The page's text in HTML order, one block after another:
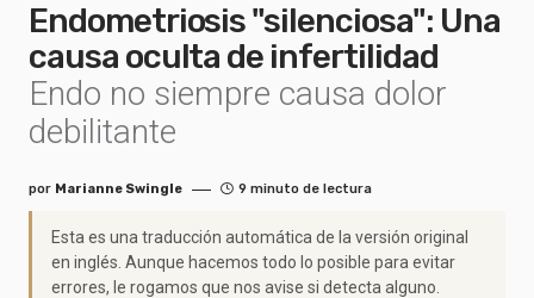
Endometriosis "silenciosa": Una
causa oculta de infertilidad
Endo no siempre causa dolor
debilitante
por Marianne Swingle 9 minuto de lectura
Esta es una traducción automática de la versión original
en inglés. Aunque hacemos todo lo posible para evitar
errores, le rogamos que nos avise si detecta alguno.